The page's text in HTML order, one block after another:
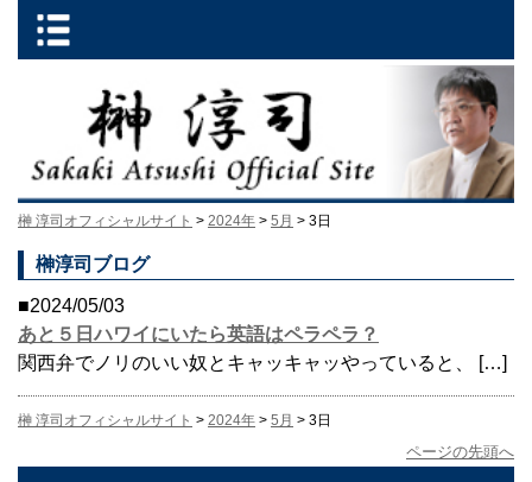
榊 淳司オフィシャルサイト > 2024年 > 5月 > 3日
榊淳司ブログ
■2024/05/03
あと５日ハワイにいたら英語はペラペラ？
関西弁でノリのいい奴とキャッキャッやっていると、 […]
榊 淳司オフィシャルサイト > 2024年 > 5月 > 3日
ページの先頭へ